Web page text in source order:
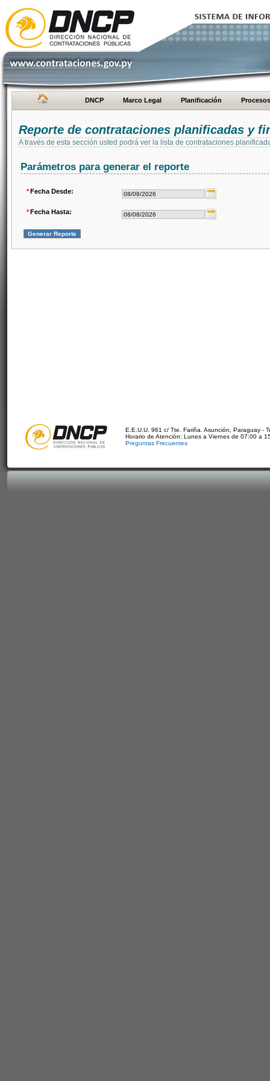
DNCP Marco Legal Planificación Procesos
Reporte de contrataciones planificadas y
A través de esta sección usted podrá ver la lista de contrataciones
Parámetros para generar el reporte
*Fecha Desde:
*Fecha Hasta:
E.E.U.U. 961 c/ Tte. Fariña. Asunción, Paraguay -
Horario de Atención: Lunes a Viernes de 07:00 a
Preguntas Frecuentes